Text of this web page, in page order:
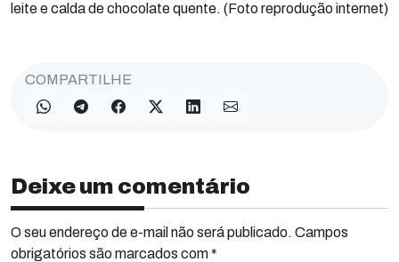
leite e calda de chocolate quente. (Foto reprodução internet)
COMPARTILHE
Deixe um comentário
O seu endereço de e-mail não será publicado. Campos
obrigatórios são marcados com *